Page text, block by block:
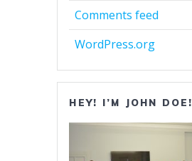
Comments feed
WordPress.org
HEY! I’M JOHN DOE!